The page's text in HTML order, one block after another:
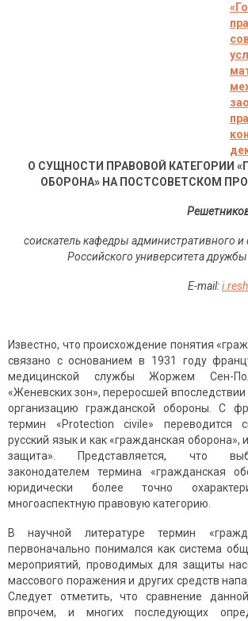
О СУЩНОСТИ ПРАВОВОЙ КАТЕГОРИИ
ОБОРОНА» НА ПОСТСОВЕТСКОМ
соискатель кафедры административного
Российского университета
Е-mail:
Известно, что происхождение понятия
связано с основанием в 1931 году
медицинской службы Жоржем Сен-
«Женевских зон», переросшей
организацию гражданской обороны. С
термин «Protection civile» переводится
русский язык и как «гражданская оборона»,
защита». Представляется, что
законодателем термина «гражданская
юридически более точно
многоаспектную правовую категорию.
В научной литературе термин
первоначально понимался как система
мероприятий, проводимых для защиты
массового поражения и других средств
Следует отметить, что сравнение
впрочем, и многих последующих